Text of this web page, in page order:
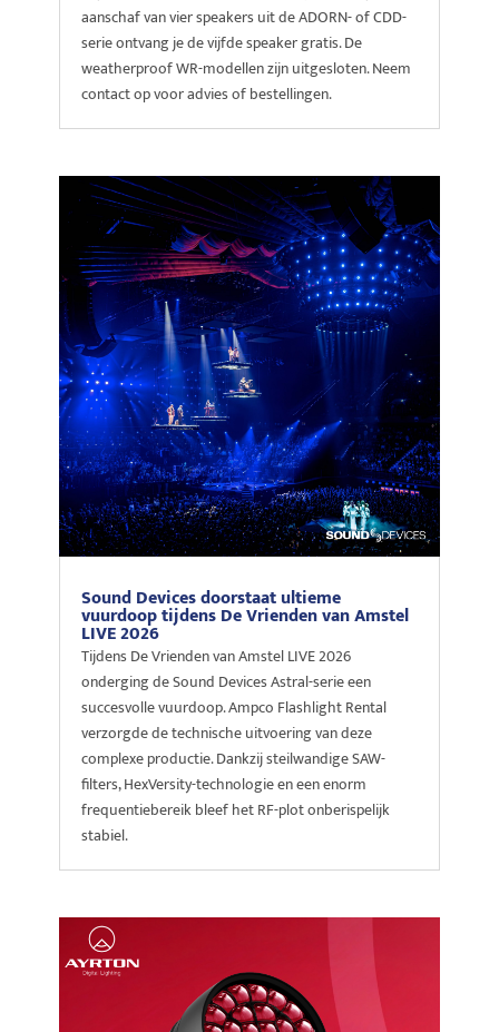
aanschaf van vier speakers uit de ADORN- of CDD-
serie ontvang je de vijfde speaker gratis. De
weatherproof WR-modellen zijn uitgesloten. Neem
contact op voor advies of bestellingen.
Sound Devices doorstaat ultieme
vuurdoop tijdens De Vrienden van Amstel
LIVE 2026
Tijdens De Vrienden van Amstel LIVE 2026
onderging de Sound Devices Astral-serie een
succesvolle vuurdoop. Ampco Flashlight Rental
verzorgde de technische uitvoering van deze
complexe productie. Dankzij steilwandige SAW-
filters, HexVersity-technologie en een enorm
frequentiebereik bleef het RF-plot onberispelijk
stabiel.